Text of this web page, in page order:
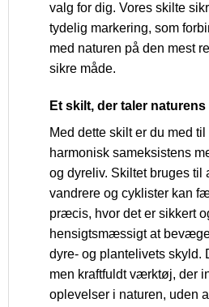
valg for dig. Vores skilte
tydelig markering, som
med naturen på den mest
sikre måde.
Et skilt, der taler
Med dette skilt er du med til
harmonisk sameksistens
og dyreliv. Skiltet bruges til
vandrere og cyklister kan
præcis, hvor det er sikkert
hensigtsmæssigt at
dyre- og plantelivets skyld.
men kraftfuldt værktøj, der
oplevelser i naturen, uden